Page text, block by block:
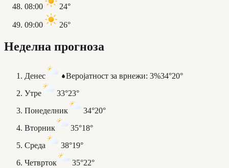
08:00 24°
09:00 26°
Неделна прогноза
Денес Веројатност за врнежи: 3%34°20°
Утре
33°23°
Понеделник
34°20°
Вторник
35°18°
Среда
38°19°
Четврток
35°22°